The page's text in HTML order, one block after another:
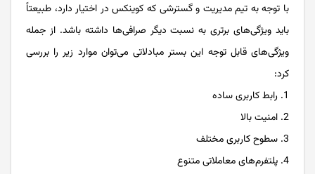
با توجه به تیم مدیریت و گسترشی که کوینکس در اختیار دارد، طبیعتاً‌
باید ویژگی‌های برتری به نسبت دیگر صرافی‌ها داشته باشد. از جمله
ویژگی‌های قابل توجه این بستر مبادلاتی می‌توان موارد زیر را بررسی
کرد:
رابط کاربری ساده
امنیت بالا
سطوح کاربری مختلف
پلتفرم‌های معاملاتی متنوع